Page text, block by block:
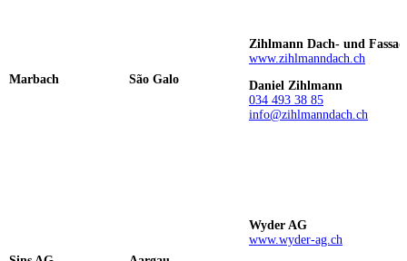
Marbach São Galo
Zihlmann Dach- und
www.zihlmanndach.ch
Daniel Zihlmann
034 493 38 85
info@zihlmanndach.ch
Wyder AG
www.wyder-ag.ch